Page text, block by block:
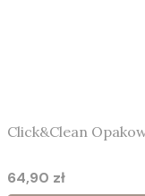
Click&Clean
Cena
64,90 zł